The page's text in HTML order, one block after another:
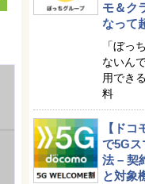
モ＆ク
なって
「ぼっ
ないん
用でき
料
【ドコ
で5Gス
法 – 契
と対象